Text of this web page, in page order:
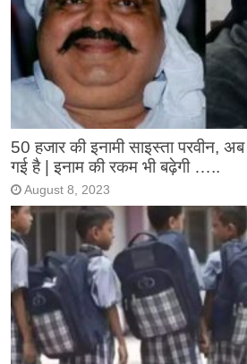
50 हजार की इनामी साइस्ता परवीन,
गई है | इनाम की रकम भी बढ़ेगी …..
August 8, 2023